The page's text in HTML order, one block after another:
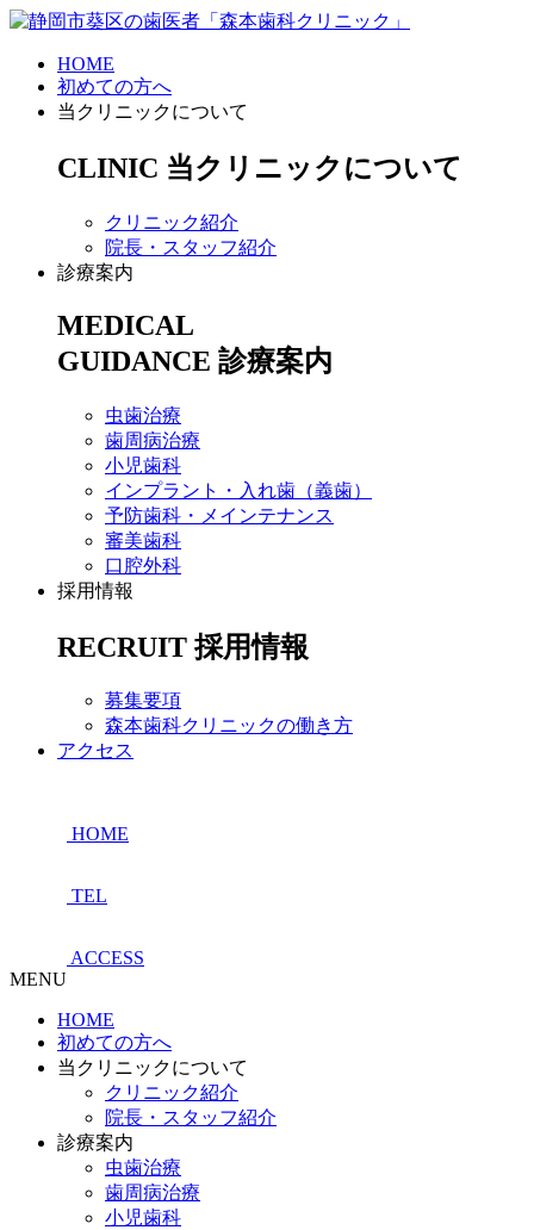
HOME
初めての方へ
当クリニックについて
CLINIC 当クリニックについて
クリニック紹介
院長・スタッフ紹介
診療案内
MEDICAL
GUIDANCE 診療案内
虫歯治療
歯周病治療
小児歯科
インプラント・入れ歯（義歯）
予防歯科・メインテナンス
審美歯科
口腔外科
採用情報
RECRUIT 採用情報
募集要項
森本歯科クリニックの働き方
アクセス
HOME
TEL
ACCESS
MENU
HOME
初めての方へ
当クリニックについて
クリニック紹介
院長・スタッフ紹介
診療案内
虫歯治療
歯周病治療
小児歯科